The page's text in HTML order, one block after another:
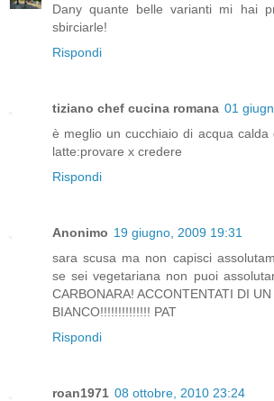
Dany quante belle varianti mi hai
sbirciarle!
Rispondi
tiziano chef cucina romana 01
è meglio un cucchiaio di acqua calda
latte:provare x credere
Rispondi
Anonimo 19 giugno, 2009 19:31
sara scusa ma non capisci
se sei vegetariana non puoi
CARBONARA! ACCONTENTATI DI
BIANCO!!!!!!!!!!!!!! PAT
Rispondi
roan1971 08 ottobre, 2010 23:24